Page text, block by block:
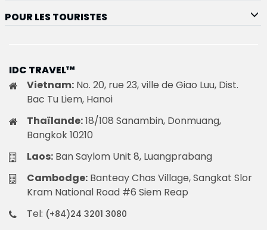
POUR LES TOURISTES
IDC TRAVEL™
Vietnam: No. 20, rue 23, ville de Giao Luu, Dist.
Bac Tu Liem, Hanoi
Thaïlande:18/108 Sanambin, Donmuang,
Bangkok 10210
Laos: Ban Saylom Unit 8, Luangprabang
Cambodge: Banteay Chas Village, Sangkat Slor
Kram National Road #6 Siem Reap
Tel: (+84)24 3201 3080